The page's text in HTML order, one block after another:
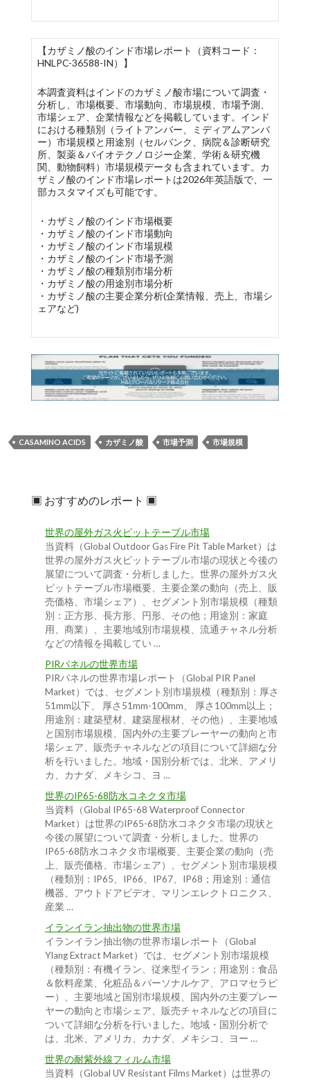
【カザミノ酸のインド市場レポート（資料コード：
HNLPC-36588-IN）】
本調査資料はインドのカザミノ酸市場について調査・
分析し、市場概要、市場動向、市場規模、市場予測、
市場シェア、企業情報などを掲載しています。インド
における種類別（ライトアンバー、ミディアムアンバ
ー）市場規模と用途別（セルバンク、病院＆診断研究
所、製薬＆バイオテクノロジー企業、学術＆研究機
関、動物飼料）市場規模データも含まれています。カ
ザミノ酸のインド市場レポートは2026年英語版で、一
部カスタマイズも可能です。
・カザミノ酸のインド市場概要
・カザミノ酸のインド市場動向
・カザミノ酸のインド市場規模
・カザミノ酸のインド市場予測
・カザミノ酸の種類別市場分析
・カザミノ酸の用途別市場分析
・カザミノ酸の主要企業分析(企業情報、売上、市場シ
ェアなど)
CASAMINO ACIDS カザミノ酸 市場予測 市場規模
▣ おすすめのレポート ▣
世界の屋外ガス火ピットテーブル市場
当資料（Global Outdoor Gas Fire Pit Table Market）は
世界の屋外ガス火ピットテーブル市場の現状と今後の
展望について調査・分析しました。世界の屋外ガス火
ピットテーブル市場概要、主要企業の動向（売上、販
売価格、市場シェア）、セグメント別市場規模（種類
別：正方形、長方形、円形、その他；用途別：家庭
用、商業）、主要地域別市場規模、流通チャネル分析
などの情報を掲載してい …
PIRパネルの世界市場
PIRパネルの世界市場レポート（Global PIR Panel
Market）では、セグメント別市場規模（種類別：厚さ
51mm以下、 厚さ51mm-100mm、 厚さ100mm以上；
用途別：建築壁材、建築屋根材、その他）、主要地域
と国別市場規模、国内外の主要プレーヤーの動向と市
場シェア、販売チャネルなどの項目について詳細な分
析を行いました。地域・国別分析では、北米、アメリ
カ、カナダ、メキシコ、ヨ …
世界のIP65-68防水コネクタ市場
当資料（Global IP65-68 Waterproof Connector
Market）は世界のIP65-68防水コネクタ市場の現状と
今後の展望について調査・分析しました。世界の
IP65-68防水コネクタ市場概要、主要企業の動向（売
上、販売価格、市場シェア）、セグメント別市場規模
（種類別：IP65、IP66、IP67、IP68；用途別：通信
機器、アウトドアビデオ、マリンエレクトロニクス、
産業 …
イランイラン抽出物の世界市場
イランイラン抽出物の世界市場レポート（Global
Ylang Extract Market）では、セグメント別市場規模
（種類別：有機イラン、従来型イラン；用途別：食品
＆飲料産業、化粧品＆パーソナルケア、アロマセラピ
ー）、主要地域と国別市場規模、国内外の主要プレー
ヤーの動向と市場シェア、販売チャネルなどの項目に
ついて詳細な分析を行いました。地域・国別分析で
は、北米、アメリカ、カナダ、メキシコ、ヨー …
世界の耐紫外線フィルム市場
当資料（Global UV Resistant Films Market）は世界の